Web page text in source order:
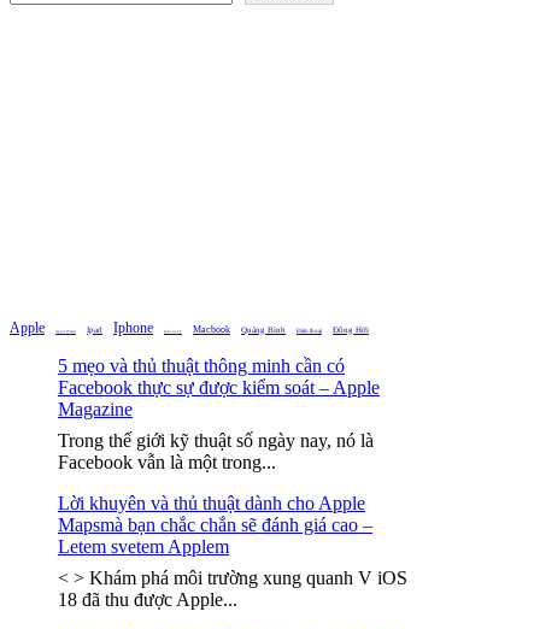
Apple Apple Watch Ipad Iphone Iphone 16 Macbook Quảng Bình Điện thoại Đồng Hới
5 mẹo và thủ thuật thông minh cần có
Facebook thực sự được kiểm soát – Apple
Magazine
Trong thế giới kỹ thuật số ngày nay, nó là
Facebook vẫn là một trong...
Lời khuyên và thủ thuật dành cho Apple
Mapsmà bạn chắc chắn sẽ đánh giá cao –
Letem svetem Applem
< > Khám phá môi trường xung quanh V iOS
18 đã thu được Apple...